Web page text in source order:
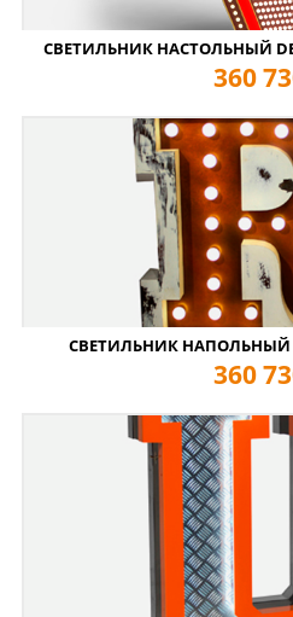
СВЕТИЛЬНИК НАСТОЛЬНЫЙ
360
СВЕТИЛЬНИК НАПОЛЬНЫЙ
360